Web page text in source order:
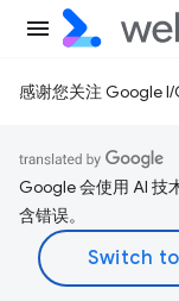
感谢您关注 Google I/
Google 会使用 AI 技
含错误。